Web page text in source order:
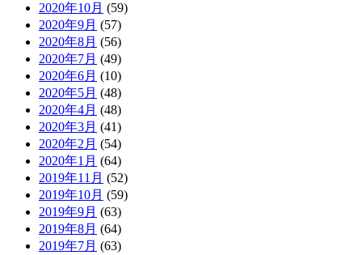
2020年10月 (59)
2020年9月 (57)
2020年8月 (56)
2020年7月 (49)
2020年6月 (10)
2020年5月 (48)
2020年4月 (48)
2020年3月 (41)
2020年2月 (54)
2020年1月 (64)
2019年11月 (52)
2019年10月 (59)
2019年9月 (63)
2019年8月 (64)
2019年7月 (63)